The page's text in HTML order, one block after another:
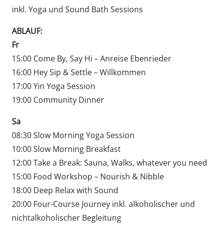
inkl. Yoga und Sound Bath Sessions
ABLAUF:
Fr
15:00 Come By, Say Hi – Anreise Ebenrieder
16:00 Hey Sip & Settle – Willkommen
17:00 Yin Yoga Session
19:00 Community Dinner
Sa
08:30 Slow Morning Yoga Session
10:00 Slow Morning Breakfast
12:00 Take a Break: Sauna, Walks, whatever you need
15:00 Food Workshop – Nourish & Nibble
18:00 Deep Relax with Sound
20:00 Four-Course Journey inkl. alkoholischer und
nichtalkoholischer Begleitung